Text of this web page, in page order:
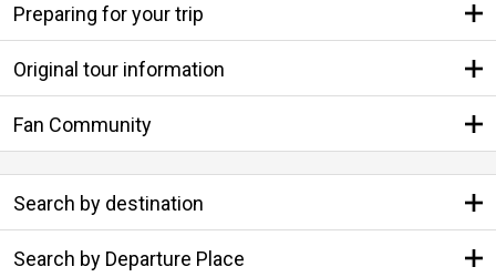
Preparing for your trip
Original tour information
Fan Community
Search by destination
Search by Departure Place